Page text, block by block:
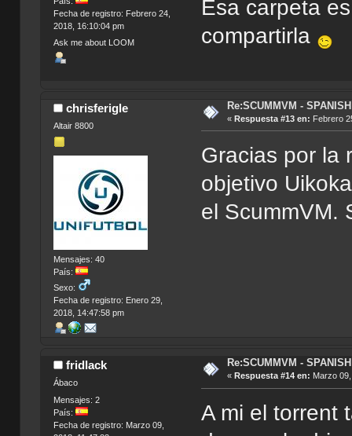
Fecha de registro: Febrero 24,
2018, 16:10:04 pm
Ask me about LOOM
Esa carpeta
compartirla
chrisferigle
Altair 8800
Mensajes: 40
País:
Sexo:
Fecha de registro: Enero 29,
2018, 14:47:58 pm
Re:SCUMMVM -
« Respuesta #13 en: Febrero
Gracias por la
objetivo
el ScummVM.
fridlack
Ábaco
Mensajes: 2
País:
Fecha de registro: Marzo 09,
Re:SCUMMVM -
« Respuesta #14 en: Marzo
A mi el torrent